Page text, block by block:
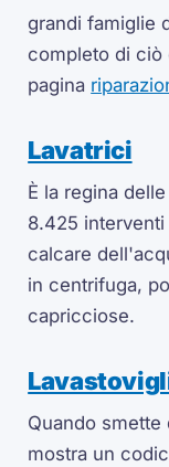
grandi famiglie
completo di ciò
pagina
Lavatrici
È la regina
8.425
calcare
in centrifuga,
capricciose.
Quando
mostra un